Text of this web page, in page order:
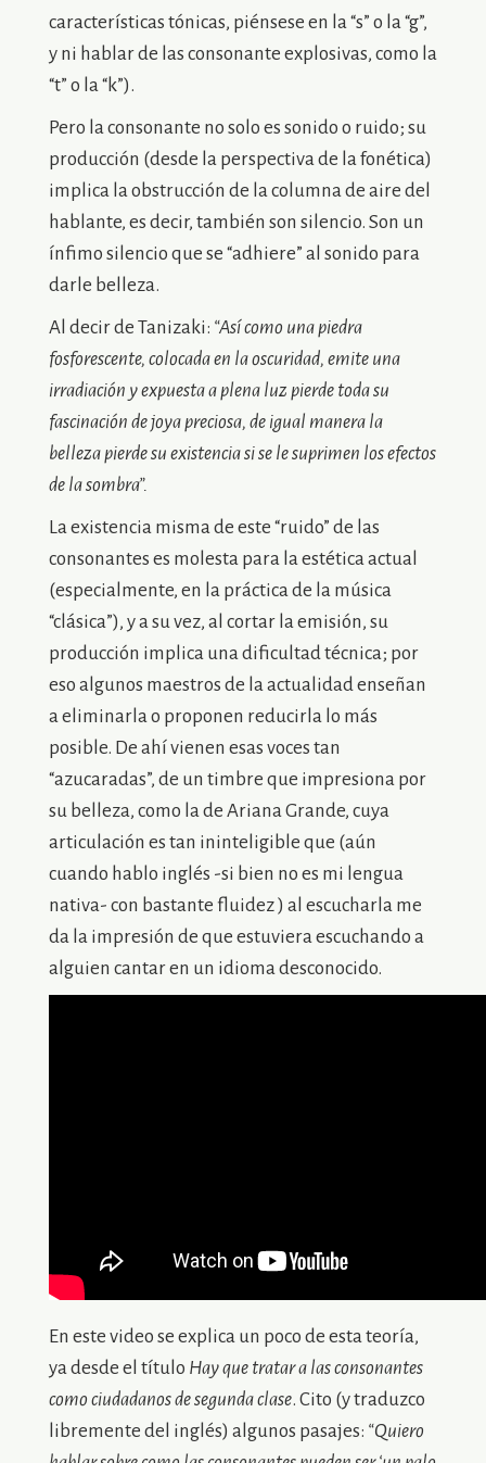
características tónicas, piénsese en la “s” o la “g”,
y ni hablar de las consonante explosivas, como la
“t” o la “k”).
Pero la consonante no solo es sonido o ruido; su
producción (desde la perspectiva de la fonética)
implica la obstrucción de la columna de aire del
hablante, es decir, también son silencio. Son un
ínfimo silencio que se “adhiere” al sonido para
darle belleza.
Al decir de Tanizaki: “Así como una piedra
fosforescente, colocada en la oscuridad, emite una
irradiación y expuesta a plena luz pierde toda su
fascinación de joya preciosa, de igual manera la
belleza pierde su existencia si se le suprimen los efectos
de la sombra”.
La existencia misma de este “ruido” de las
consonantes es molesta para la estética actual
(especialmente, en la práctica de la música
“clásica”), y a su vez, al cortar la emisión, su
producción implica una dificultad técnica; por
eso algunos maestros de la actualidad enseñan
a eliminarla o proponen reducirla lo más
posible. De ahí vienen esas voces tan
“azucaradas”, de un timbre que impresiona por
su belleza, como la de Ariana Grande, cuya
articulación es tan ininteligible que (aún
cuando hablo inglés -si bien no es mi lengua
nativa- con bastante fluidez ) al escucharla me
da la impresión de que estuviera escuchando a
alguien cantar en un idioma desconocido.
En este video se explica un poco de esta teoría,
ya desde el título Hay que tratar a las consonantes
como ciudadanos de segunda clase. Cito (y traduzco
libremente del inglés) algunos pasajes: “Quiero